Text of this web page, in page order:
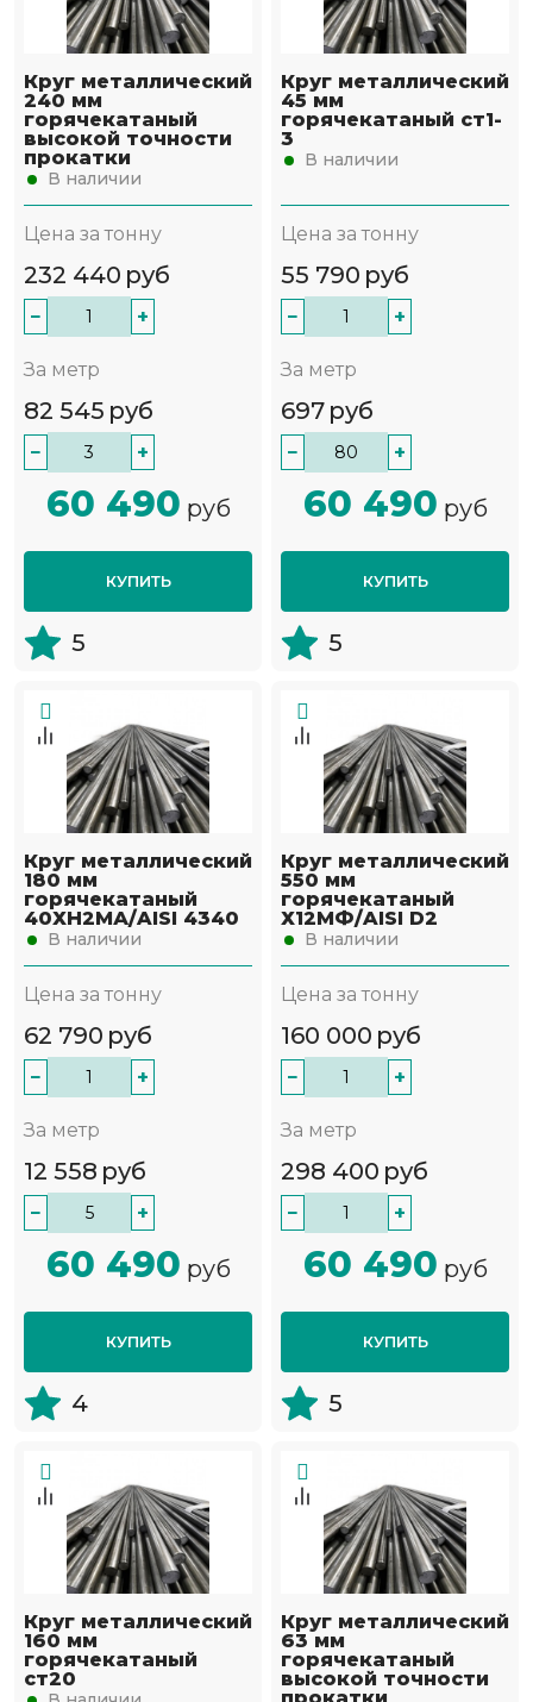
Круг металлический
240 мм
горячекатаный
высокой точности
прокатки
В наличии
Цена за тонну
232 440 руб
− +
За метр
82 545 руб
− +
60 490 руб
КУПИТЬ
5
Круг металлический
45 мм
горячекатаный ст1-
3
В наличии
Цена за тонну
55 790 руб
− +
За метр
697 руб
− +
60 490 руб
КУПИТЬ
5
Круг металлический
180 мм
горячекатаный
40ХН2МА/AISI 4340
В наличии
Цена за тонну
62 790 руб
− +
За метр
12 558 руб
− +
60 490 руб
КУПИТЬ
4
Круг металлический
550 мм
горячекатаный
Х12МФ/AISI D2
В наличии
Цена за тонну
160 000 руб
− +
За метр
298 400 руб
− +
60 490 руб
КУПИТЬ
5
Круг металлический
160 мм
горячекатаный
ст20
Круг металлический
63 мм
горячекатаный
высокой точности